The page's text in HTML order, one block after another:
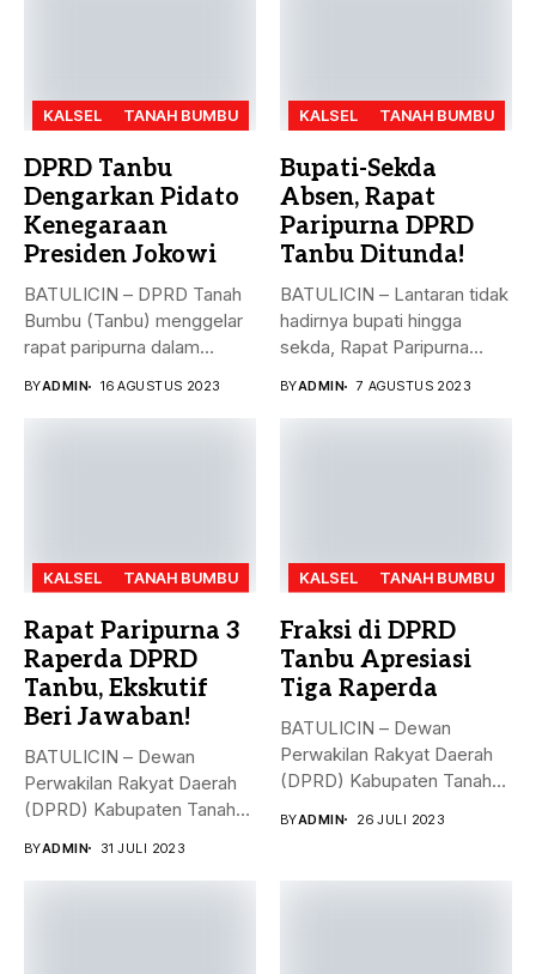
KALSEL TANAH BUMBU
DPRD Tanbu
Dengarkan Pidato
Kenegaraan
Presiden Jokowi
BATULICIN – DPRD Tanah
Bumbu (Tanbu) menggelar
rapat paripurna dalam
BYADMIN 16 AGUSTUS 2023
KALSEL TANAH BUMBU
Bupati-Sekda
Absen, Rapat
Paripurna DPRD
Tanbu Ditunda!
BATULICIN – Lantaran tidak
hadirnya bupati hingga
sekda, Rapat Paripurna
BYADMIN 7 AGUSTUS 2023
KALSEL TANAH BUMBU
Rapat Paripurna 3
Raperda DPRD
Tanbu, Ekskutif
Beri Jawaban!
BATULICIN – Dewan
Perwakilan Rakyat Daerah
(DPRD) Kabupaten Tanah
BYADMIN 31 JULI 2023
KALSEL TANAH BUMBU
Fraksi di DPRD
Tanbu Apresiasi
Tiga Raperda
BATULICIN – Dewan
Perwakilan Rakyat Daerah
(DPRD) Kabupaten Tanah
BYADMIN 26 JULI 2023